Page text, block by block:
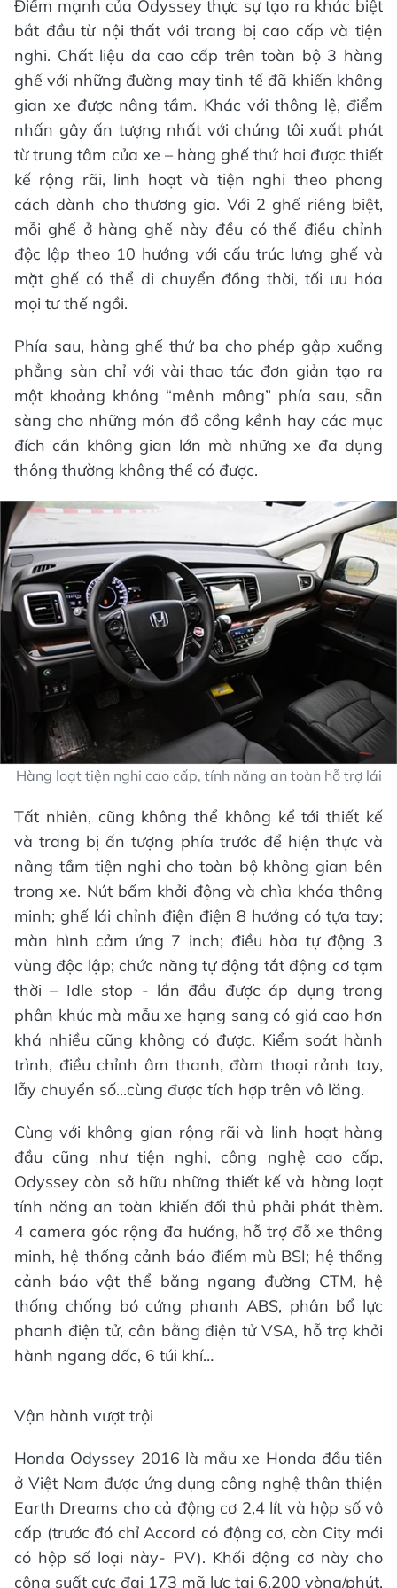
Điểm mạnh của Odyssey thực sự tạo ra khác biệt
bắt đầu từ nội thất với trang bị cao cấp và tiện
nghi. Chất liệu da cao cấp trên toàn bộ 3 hàng
ghế với những đường may tinh tế đã khiến không
gian xe được nâng tầm. Khác với thông lệ, điểm
nhấn gây ấn tượng nhất với chúng tôi xuất phát
từ trung tâm của xe – hàng ghế thứ hai được thiết
kế rộng rãi, linh hoạt và tiện nghi theo phong
cách dành cho thương gia. Với 2 ghế riêng biệt,
mỗi ghế ở hàng ghế này đều có thể điều chỉnh
độc lập theo 10 hướng với cấu trúc lưng ghế và
mặt ghế có thể di chuyển đồng thời, tối ưu hóa
mọi tư thế ngồi.
Phía sau, hàng ghế thứ ba cho phép gập xuống
phẳng sàn chỉ với vài thao tác đơn giản tạo ra
một khoảng không “mênh mông” phía sau, sẵn
sàng cho những món đồ cồng kềnh hay các mục
đích cần không gian lớn mà những xe đa dụng
thông thường không thể có được.
Hàng loạt tiện nghi cao cấp, tính năng an toàn hỗ trợ lái
Tất nhiên, cũng không thể không kể tới thiết kế
và trang bị ấn tượng phía trước để hiện thực và
nâng tầm tiện nghi cho toàn bộ không gian bên
trong xe. Nút bấm khởi động và chìa khóa thông
minh; ghế lái chỉnh điện điện 8 hướng có tựa tay;
màn hình cảm ứng 7 inch; điều hòa tự động 3
vùng độc lập; chức năng tự động tắt động cơ tạm
thời – Idle stop - lần đầu được áp dụng trong
phân khúc mà mẫu xe hạng sang có giá cao hơn
khá nhiều cũng không có được. Kiểm soát hành
trình, điều chỉnh âm thanh, đàm thoại rảnh tay,
lẫy chuyển số...cùng được tích hợp trên vô lăng.
Cùng với không gian rộng rãi và linh hoạt hàng
đầu cũng như tiện nghi, công nghệ cao cấp,
Odyssey còn sở hữu những thiết kế và hàng loạt
tính năng an toàn khiến đối thủ phải phát thèm.
4 camera góc rộng đa hướng, hỗ trợ đỗ xe thông
minh, hệ thống cảnh báo điểm mù BSI; hệ thống
cảnh báo vật thể băng ngang đường CTM, hệ
thống chống bó cứng phanh ABS, phân bổ lực
phanh điện tử, cân bằng điện tử VSA, hỗ trợ khởi
hành ngang dốc, 6 túi khí…
Vận hành vượt trội
Honda Odyssey 2016 là mẫu xe Honda đầu tiên
ở Việt Nam được ứng dụng công nghệ thân thiện
Earth Dreams cho cả động cơ 2,4 lít và hộp số vô
cấp (trước đó chỉ Accord có động cơ, còn City mới
có hộp số loại này- PV). Khối động cơ này cho
công suất cực đại 173 mã lực tại 6.200 vòng/phút,